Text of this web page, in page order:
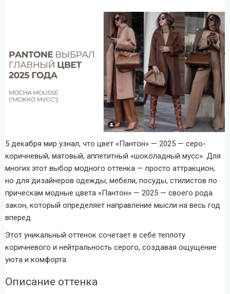
5 декабря мир узнал, что цвет «Пантон» — 2025 — серо-
коричневый, матовый, аппетитный «шоколадный мусс». Для
многих этот выбор модного оттенка — просто аттракцион,
но для дизайнеров одежды, мебели, посуды, стилистов по
прическам модные цвета «Пантон» — 2025 — своего рода
закон, который определяет направление мысли на весь год
вперед.
Этот уникальный оттенок сочетает в себе теплоту
коричневого и нейтральность серого, создавая ощущение
уюта и комфорта.
Описание оттенка